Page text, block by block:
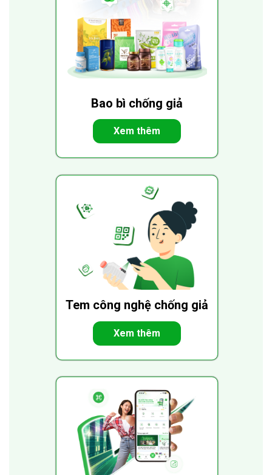
Tem công nghệ chống giả
Xem thêm
Bao bì chống giả
Xem thêm